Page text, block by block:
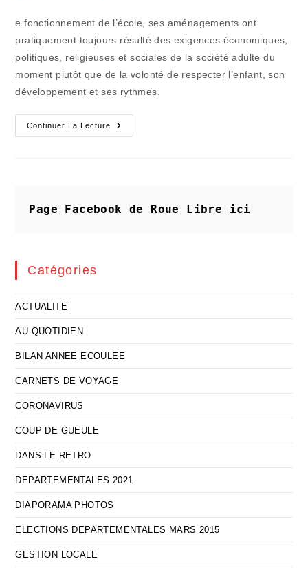
publication :
e fonctionnement de l’école, ses aménagements ont
pratiquement toujours résulté des exigences économiques,
politiques, religieuses et sociales de la société adulte du
moment plutôt que de la volonté de respecter l’enfant, son
développement et ses rythmes.
Continuer La Lecture
Garder
Le
Page Facebook de Roue Libre ici
Catégories
ACTUALITE
AU QUOTIDIEN
BILAN ANNEE ECOULEE
CARNETS DE VOYAGE
CORONAVIRUS
COUP DE GUEULE
DANS LE RETRO
DEPARTEMENTALES 2021
DIAPORAMA PHOTOS
ELECTIONS DEPARTEMENTALES MARS 2015
GESTION LOCALE